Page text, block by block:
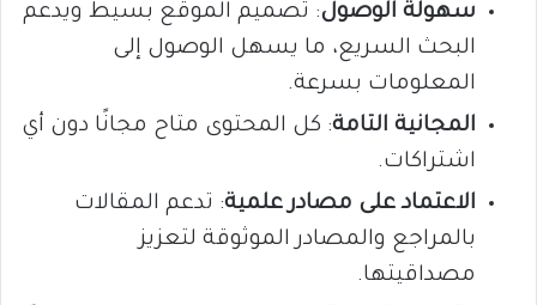
سهولة الوصول: تصميم الموقع بسيط ويدعم
البحث السريع، ما يسهل الوصول إلى
المعلومات بسرعة.
المجانية التامة: كل المحتوى متاح مجانًا دون أي
اشتراكات.
الاعتماد على مصادر علمية: تدعم المقالات
بالمراجع والمصادر الموثوقة لتعزيز
مصداقيتها.